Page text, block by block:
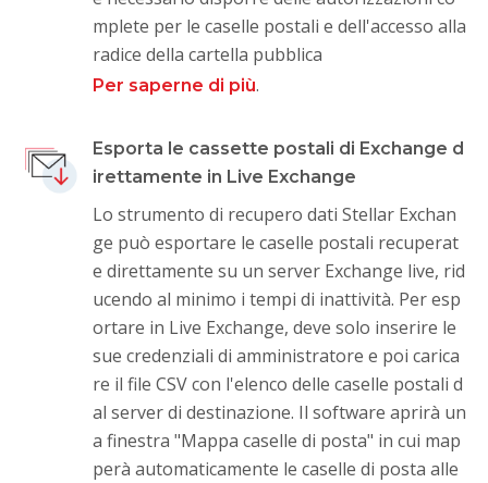
mplete per le caselle postali e dell'accesso alla
radice della cartella pubblica
Per saperne di più.
Esporta le cassette postali di Exchange d
irettamente in Live Exchange
Lo strumento di recupero dati Stellar Exchan
ge può esportare le caselle postali recuperat
e direttamente su un server Exchange live, rid
ucendo al minimo i tempi di inattività. Per esp
ortare in Live Exchange, deve solo inserire le
sue credenziali di amministratore e poi carica
re il file CSV con l'elenco delle caselle postali d
al server di destinazione. Il software aprirà un
a finestra "Mappa caselle di posta" in cui map
perà automaticamente le caselle di posta alle